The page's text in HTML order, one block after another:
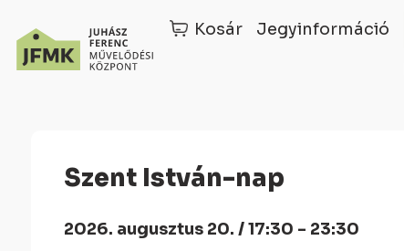
Kosár Jegyinformáció
Szent István-nap
2026. augusztus 20. / 17:30 - 23:30